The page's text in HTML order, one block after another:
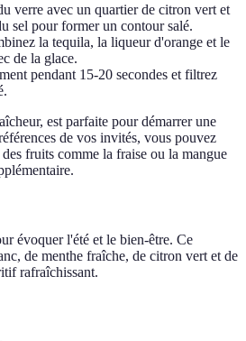
verre avec un quartier de citron vert et
sel pour former un contour salé.
la tequila, la liqueur d'orange et le
de la glace.
pendant 15-20 secondes et filtrez
est parfaite pour démarrer une
de vos invités, vous pouvez
fruits comme la fraise ou la mangue
évoquer l'été et le bien-être. Ce
de menthe fraîche, de citron vert et de
rafraîchissant.